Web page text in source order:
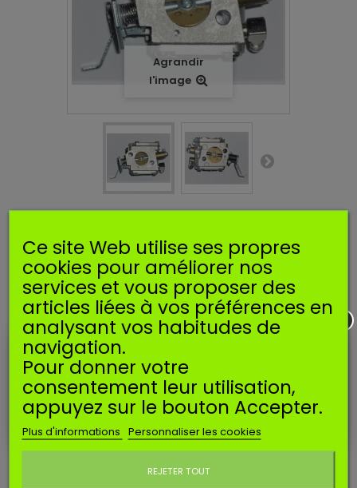
Agrandir
l'image
BS500 BS600 BS650
Référence SCARB230 Manufacturer:SOSMEMBRANES
EAN13:3665634000191
Carburateur compatible pour pilonneuse WACKER BS500,
BS500S, BS600, BS600S, BS650.
Disponible
Imprimer
Ce site Web utilise ses propres
cookies pour améliorer nos
services et vous proposer des
articles liées à vos préférences en
analysant vos habitudes de
navigation.
Pour donner votre
consentement leur utilisation,
appuyez sur le bouton Accepter.
Plus d'informations Personnaliser les cookies
REJETER TOUT